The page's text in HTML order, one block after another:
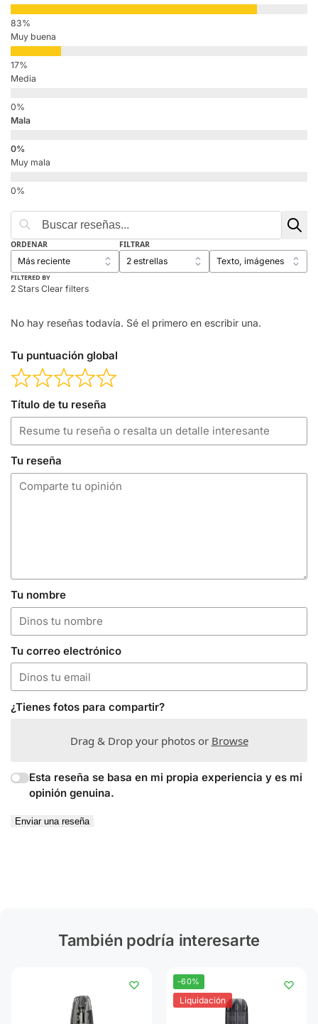
Muy buena
Media
Mala
Muy mala
ORDENAR FILTRAR
FILTERED BY
2 Stars Clear filters
No hay reseñas todavía. Sé el primero en escribir una.
Tu puntuación global
Título de tu reseña
Tu reseña
Tu nombre
Tu correo electrónico
¿Tienes fotos para compartir?
Drag & Drop your photos or Browse
Esta reseña se basa en mi propia experiencia y es mi
opinión genuina.
Enviar una reseña
También podría interesarte
-60%
Liquidación